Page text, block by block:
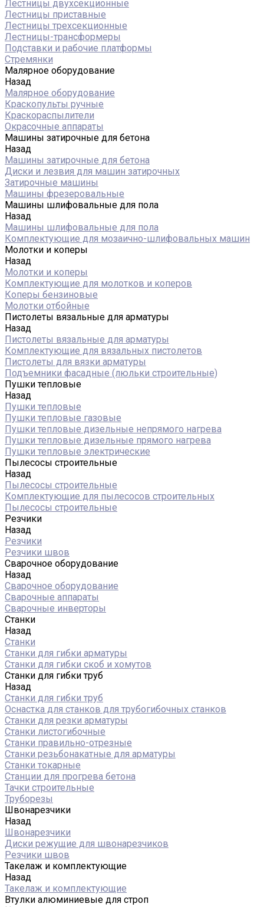
Лестницы двухсекционные
Лестницы приставные
Лестницы трехсекционные
Лестницы-трансформеры
Подставки и рабочие платформы
Стремянки
Малярное оборудование
Назад
Малярное оборудование
Краскопульты ручные
Краскораспылители
Окрасочные аппараты
Машины затирочные для бетона
Назад
Машины затирочные для бетона
Диски и лезвия для машин затирочных
Затирочные машины
Машины фрезеровальные
Машины шлифовальные для пола
Назад
Машины шлифовальные для пола
Комплектующие для мозаично-шлифовальных машин
Молотки и коперы
Назад
Молотки и коперы
Комплектующие для молотков и коперов
Коперы бензиновые
Молотки отбойные
Пистолеты вязальные для арматуры
Назад
Пистолеты вязальные для арматуры
Комплектующие для вязальных пистолетов
Пистолеты для вязки арматуры
Подъемники фасадные (люльки строительные)
Пушки тепловые
Назад
Пушки тепловые
Пушки тепловые газовые
Пушки тепловые дизельные непрямого нагрева
Пушки тепловые дизельные прямого нагрева
Пушки тепловые электрические
Пылесосы строительные
Назад
Пылесосы строительные
Комплектующие для пылесосов строительных
Пылесосы строительные
Резчики
Назад
Резчики
Резчики швов
Сварочное оборудование
Назад
Сварочное оборудование
Сварочные аппараты
Сварочные инверторы
Станки
Назад
Станки
Станки для гибки арматуры
Станки для гибки скоб и хомутов
Станки для гибки труб
Назад
Станки для гибки труб
Оснастка для станков для трубогибочных станков
Станки для резки арматуры
Станки листогибочные
Станки правильно-отрезные
Станки резьбонакатные для арматуры
Станки токарные
Станции для прогрева бетона
Тачки строительные
Труборезы
Швонарезчики
Назад
Швонарезчики
Диски режущие для швонарезчиков
Резчики швов
Такелаж и комплектующие
Назад
Такелаж и комплектующие
Втулки алюминиевые для строп